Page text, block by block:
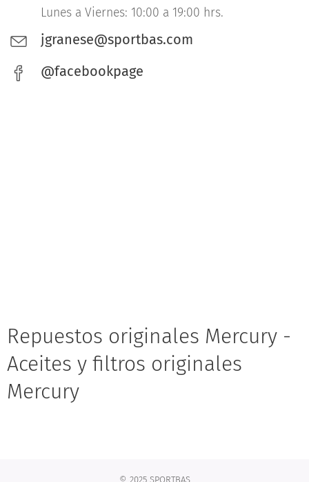
Lunes a Viernes: 10:00 a 19:00 hrs.
jgranese@sportbas.com
@facebookpage
Repuestos originales Mercury -
Aceites y filtros originales
Mercury
© 2025 SPORTBAS